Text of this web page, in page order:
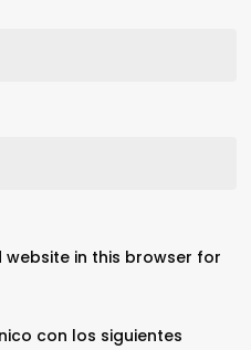
website in this browser for
con los siguientes